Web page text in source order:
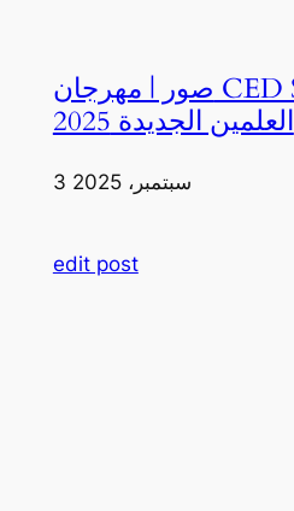
صور | مهرجان CED Sportival في
العلمين الجديدة 2025
3 سبتمبر، 2025
edit post